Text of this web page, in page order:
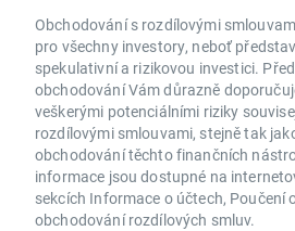
Obchodování s rozdílovými
pro všechny investory, neboť
spekulativní a rizikovou investici.
obchodování Vám důrazně
veškerými potenciálními riziky
rozdílovými smlouvami, stejně tak
obchodování těchto finančních
informace jsou dostupné na
sekcích Informace o účtech, Poučení
obchodování rozdílových smluv.